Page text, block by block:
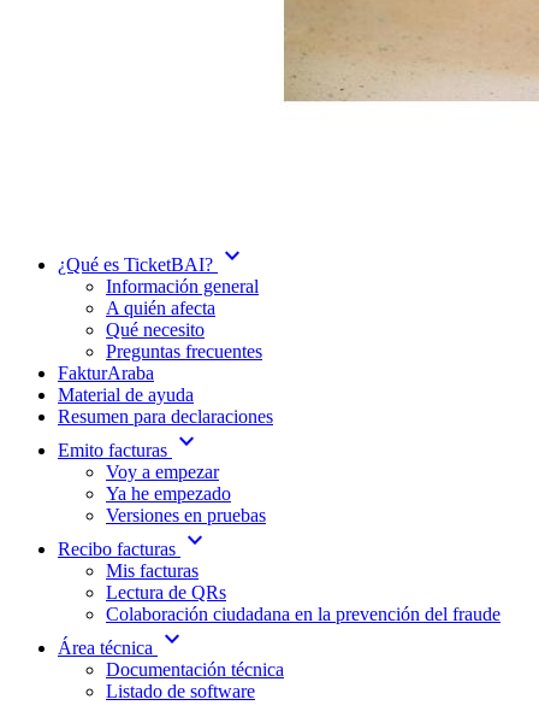
¿Qué es TicketBAI? expand_more
Información general
A quién afecta
Qué necesito
Preguntas frecuentes
FakturAraba
Material de ayuda
Resumen para declaraciones
Emito facturas expand_more
Voy a empezar
Ya he empezado
Versiones en pruebas
Recibo facturas expand_more
Mis facturas
Lectura de QRs
Colaboración ciudadana en la prevención del fraude
Área técnica
expand_more
Documentación técnica
Listado de software